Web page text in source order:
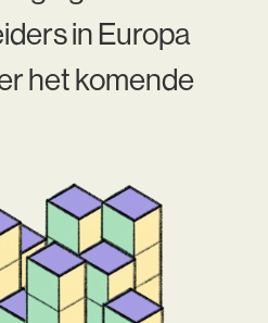
in Europa
het komende